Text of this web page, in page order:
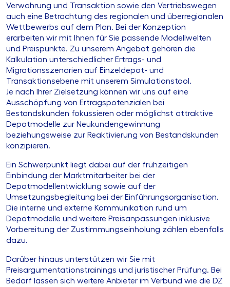
Verwahrung und Transaktion sowie den Vertriebswegen
auch eine Betrachtung des regionalen und überregionalen
Wettbewerbs auf dem Plan. Bei der Konzeption
erarbeiten wir mit Ihnen für Sie passende Modellwelten
und Preispunkte. Zu unserem Angebot gehören die
Kalkulation unterschiedlicher Ertrags- und
Migrationsszenarien auf Einzeldepot- und
Transaktionsebene mit unserem Simulationstool.
Je nach Ihrer Zielsetzung können wir uns auf eine
Ausschöpfung von Ertragspotenzialen bei
Bestandskunden fokussieren oder möglichst attraktive
Depotmodelle zur Neukundengewinnung
beziehungsweise zur Reaktivierung von Bestandskunden
konzipieren.
Ein Schwerpunkt liegt dabei auf der frühzeitigen
Einbindung der Marktmitarbeiter bei der
Depotmodellentwicklung sowie auf der
Umsetzungsbegleitung bei der Einführungsorganisation.
Die interne und externe Kommunikation rund um
Depotmodelle und weitere Preisanpassungen inklusive
Vorbereitung der Zustimmungseinholung zählen ebenfalls
dazu.
Darüber hinaus unterstützen wir Sie mit
Preisargumentationstrainings und juristischer Prüfung. Bei
Bedarf lassen sich weitere Anbieter im Verbund wie die DZ